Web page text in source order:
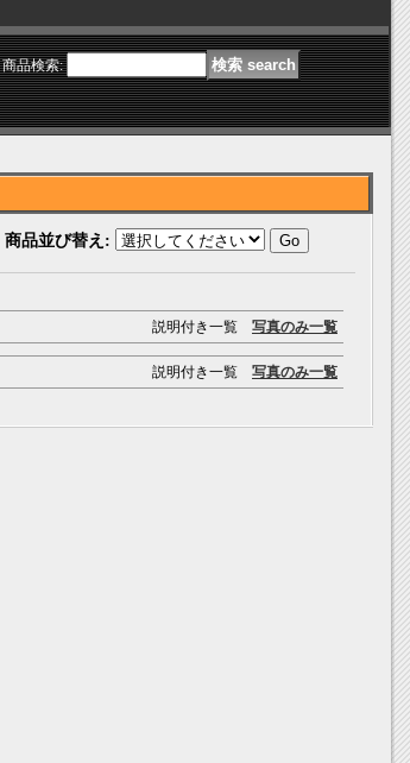
商品検索:
商品並び替え :
説明付き一覧 写真のみ一覧
説明付き一覧 写真のみ一覧